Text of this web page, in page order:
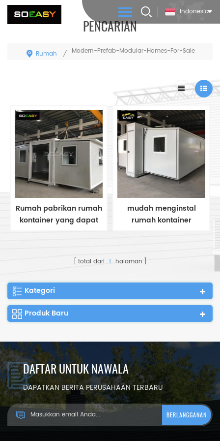
Indonesia
PENCARIAN
Rumah / Modern-Prefab-Modular-Homes-For-Sale
Rumah pabrikan rumah
kontainer yang dapat
tidur dan satu toilet
mudah menginstal
rumah kontainer
peralatan
total dari 1 halaman
Kategori
Produk Baru
DAFTAR UNTUK NAWALA
DAPATKAN BERITA PERUSAHAAN TERBARU